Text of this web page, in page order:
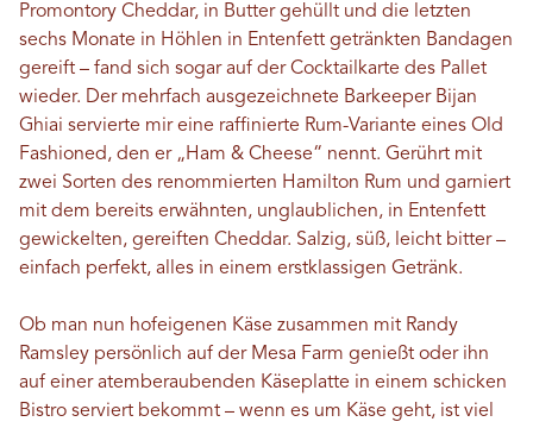
Promontory Cheddar, in Butter gehüllt und die letzten
sechs Monate in Höhlen in Entenfett getränkten Bandagen
gereift – fand sich sogar auf der Cocktailkarte des Pallet
wieder. Der mehrfach ausgezeichnete Barkeeper Bijan
Ghiai servierte mir eine raffinierte Rum-Variante eines Old
Fashioned, den er „Ham & Cheese“ nennt. Gerührt mit
zwei Sorten des renommierten Hamilton Rum und garniert
mit dem bereits erwähnten, unglaublichen, in Entenfett
gewickelten, gereiften Cheddar. Salzig, süß, leicht bitter –
einfach perfekt, alles in einem erstklassigen Getränk.
Ob man nun hofeigenen Käse zusammen mit Randy
Ramsley persönlich auf der Mesa Farm genießt oder ihn
auf einer atemberaubenden Käseplatte in einem schicken
Bistro serviert bekommt – wenn es um Käse geht, ist viel